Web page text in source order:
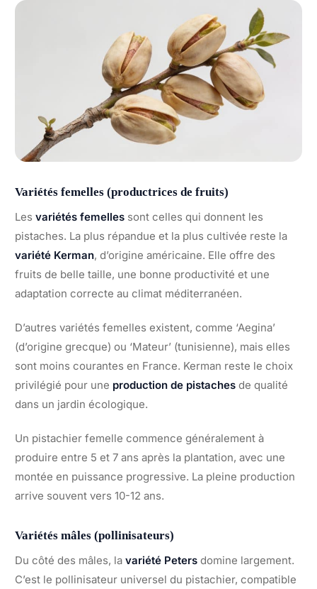
Variétés femelles (productrices de fruits)
Les variétés femelles sont celles qui donnent les
pistaches. La plus répandue et la plus cultivée reste la
variété Kerman, d’origine américaine. Elle offre des
fruits de belle taille, une bonne productivité et une
adaptation correcte au climat méditerranéen.
D’autres variétés femelles existent, comme ‘Aegina’
(d’origine grecque) ou ‘Mateur’ (tunisienne), mais elles
sont moins courantes en France. Kerman reste le choix
privilégié pour une production de pistaches de qualité
dans un jardin écologique.
Un pistachier femelle commence généralement à
produire entre 5 et 7 ans après la plantation, avec une
montée en puissance progressive. La pleine production
arrive souvent vers 10-12 ans.
Variétés mâles (pollinisateurs)
Du côté des mâles, la variété Peters domine largement.
C’est le pollinisateur universel du pistachier, compatible